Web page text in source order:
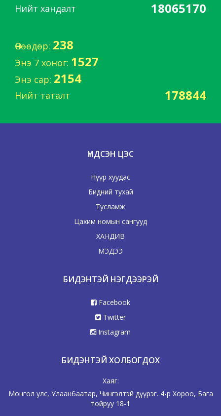
Нийт хандалт 18065170
Өнөөдөр: 238
Энэ 7 хоног: 1527
Энэ сар: 2154
Нийт таталт 178844
ҮНДСЭН ЦЭС
Нүүр хуудас
Бидний тухай
Тусламж
Цахим номын сангууд
ХАНДИВ
МЭДЭЭ
БИДЭНТЭЙ НЭГДЭЭРЭЙ
Facebook
Twitter
Instagram
БИДЭНТЭЙ ХОЛБОГДОХ
Хаяг:
Монгол улс, Улаанбаатар, Чингэлтэй дүүрэг. 4-р Хороо, Бага
тойруу 18-1